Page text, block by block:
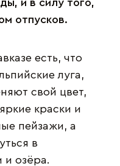
и в силу того,
отпусков.
есть, что
луга,
свой цвет,
краски и
пейзажи, а
в
и озёра.